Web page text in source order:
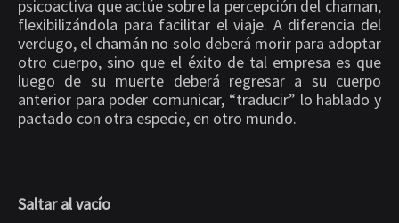
psicoactiva que actúe sobre la percepción del chaman,
flexibilizándola para facilitar el viaje. A diferencia del
verdugo, el chamán no solo deberá morir para adoptar
otro cuerpo, sino que el éxito de tal empresa es que
luego de su muerte deberá regresar a su cuerpo
anterior para poder comunicar, “traducir” lo hablado y
pactado con otra especie, en otro mundo.
Saltar al vacío